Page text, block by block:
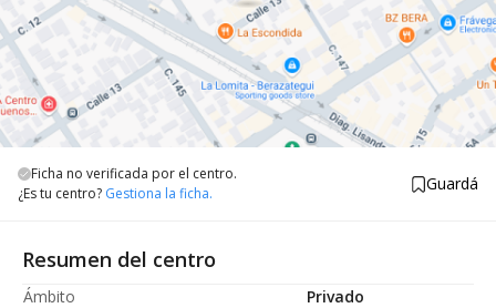
Ficha no verificada por el centro.
¿Es tu centro? Gestiona la ficha. Guardá
Resumen del centro
Ámbito
Privado